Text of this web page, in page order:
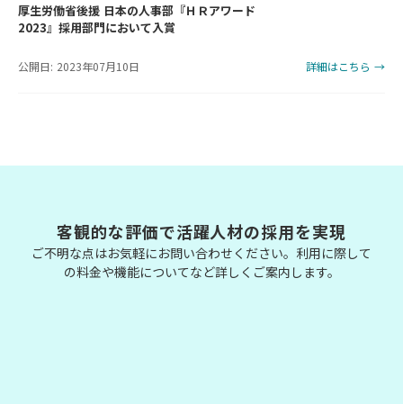
厚生労働省後援 日本の人事部『ＨＲアワード
2023』採用部門において入賞
公開日: 2023年07月10日 詳細はこちら →
客観的な評価で活躍人材の採用を実現
ご不明な点はお気軽にお問い合わせください。利用に際して
の料金や機能についてなど詳しくご案内します。